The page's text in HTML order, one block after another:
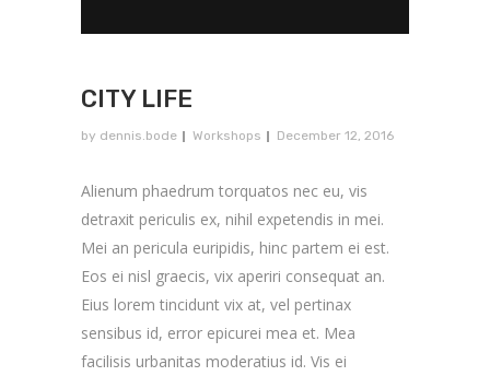
CITY LIFE
by dennis.bode Workshops December 12, 2016
Alienum phaedrum torquatos nec eu, vis
detraxit periculis ex, nihil expetendis in mei.
Mei an pericula euripidis, hinc partem ei est.
Eos ei nisl graecis, vix aperiri consequat an.
Eius lorem tincidunt vix at, vel pertinax
sensibus id, error epicurei mea et. Mea
facilisis urbanitas moderatius id. Vis ei